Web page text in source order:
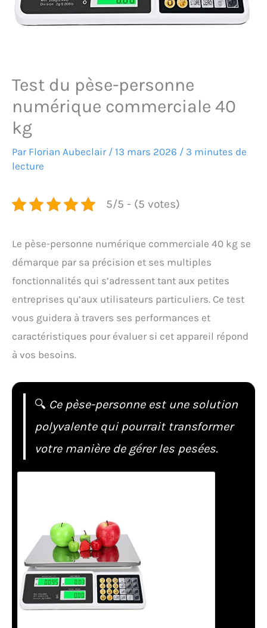
Test du pèse-personne
numérique commerciale 40
kg
Par Florian Aubeclair / 13 mars 2026 / 3 minutes de
lecture
5/5 - (5 votes)
Le pèse-personne numérique commerciale 40 kg se
démarque par sa précision et ses multiples
fonctionnalités qui s’adressent tant aux petites
entreprises qu’aux utilisateurs particuliers. Ce test
vous guidera à travers ses performances et
caractéristiques pour évaluer si cet appareil répond
à vos besoins.
🔍 Ce pèse-personne est une solution
polyvalente qui pourrait transformer
votre manière de gérer les pesées.